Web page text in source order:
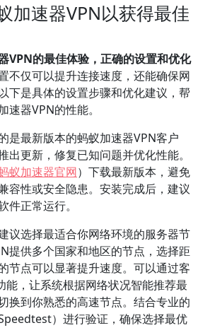
加速器VPN以获得最佳
VPN的最佳体验，正确的设置和优化
不仅可以提升连接速度，还能确保网
下是具体的设置步骤和优化建议，帮
速器VPN的性能。
是最新版本的蚂蚁加速器VPN客户
出更新，修复已知问题并优化性能。
蚁加速器官网）下载最新版本，避免
容性或安全隐患。安装完成后，建议
件正常运行。
议选择最适合你网络环境的服务器节
提供多个国家和地区的节点，选择距
节点可以显著提升速度。可以通过客
能，让系统根据网络状况智能推荐最
换到你熟悉的高速节点。结合专业的
）进行验证，确保选择最优